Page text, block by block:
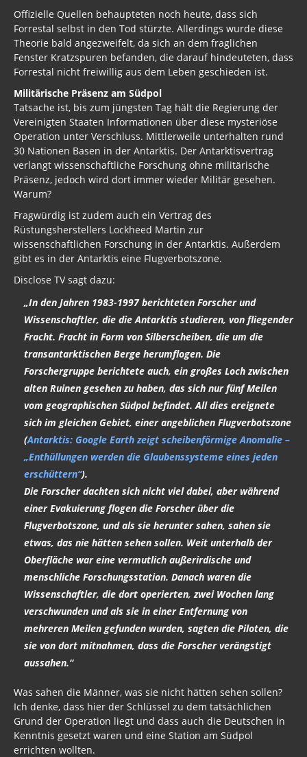
Offizielle Quellen behaupteten noch heute, dass sich
Forrestal selbst in den Tod stürzte. Allerdings wurde diese
Theorie bald angezweifelt, da sich an dem fraglichen
Fenster Kratzspuren befanden, die darauf hindeuteten, dass
Forrestal nicht freiwillig aus dem Leben geschieden ist.
Militärische Präsenz am Südpol
Tatsache ist, bis zum jüngsten Tag hält die Regierung der
Vereinigten Staaten Informationen über diese mysteriöse
Operation unter Verschluss. Mittlerweile unterhalten rund
30 Nationen Basen in der Antarktis. Der Antarktisvertrag
verlangt wissenschaftliche Forschung ohne militärische
Präsenz, jedoch wird dort immer wieder Militär gesehen.
Warum?
Fragwürdig ist zudem auch ein Vertrag des
Rüstungsherstellers Lockheed Martin zur
wissenschaftlichen Forschung in der Antarktis. Außerdem
gibt es in der Antarktis eine Flugverbotszone.
Disclose TV sagt dazu:
„In den Jahren 1983-1997 berichteten Forscher und
Wissenschaftler, die die Antarktis studieren, von fliegender
Fracht. Fracht in Form von Silberscheiben, die um die
transantarktischen Berge herumflogen. Die
Forschergruppe berichtete auch, ein großes Loch zwischen
alten Ruinen gesehen zu haben, das sich nur fünf Meilen
vom geographischen Südpol befindet. All dies ereignete
sich im gleichen Gebiet, einer angeblichen Flugverbotszone
(Antarktis: Google Earth zeigt scheibenförmige Anomalie –
„Enthüllungen werden die Glaubenssysteme eines jeden
erschüttern“).
Die Forscher dachten sich nicht viel dabei, aber während
einer Evakuierung flogen die Forscher über die
Flugverbotszone, und als sie herunter sahen, sahen sie
etwas, das nie hätten sehen sollen. Weit unterhalb der
Oberfläche war eine vermutlich außerirdische und
menschliche Forschungsstation. Danach waren die
Wissenschaftler, die dort operierten, zwei Wochen lang
verschwunden und als sie in einer Entfernung von
mehreren Meilen gefunden wurden, sagten die Piloten, die
sie von dort mitnahmen, dass die Forscher verängstigt
aussahen.“
Was sahen die Männer, was sie nicht hätten sehen sollen?
Ich denke, dass hier der Schlüssel zu dem tatsächlichen
Grund der Operation liegt und dass auch die Deutschen in
Kenntnis gesetzt waren und eine Station am Südpol
errichten wollten.